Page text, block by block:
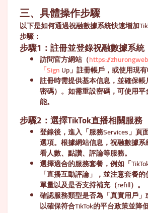
三、具體操作步驟
以下是如何通過祝融數據系統快速增加
步驟：
步驟1：註冊並登錄祝融數據系統
訪問官方網站（https://
「SignUp」註冊帳戶，或使用現有
註冊時需提供基本信息，並確保
密碼）。如需重設密碼，可使用
能。
步驟2：選擇TikTok直播相關服務
登錄後，進入「服務Services」頁
選項。根據網站信息，祝融數據
看人數、點讚、評論等服務。
選擇適合的服務套餐，例如「
「直播互動評論」，並注意套餐
單量以及是否支持補充（refill）。
確認服務類型是否為「真實用戶」
以確保符合TikTok的平台政策並降